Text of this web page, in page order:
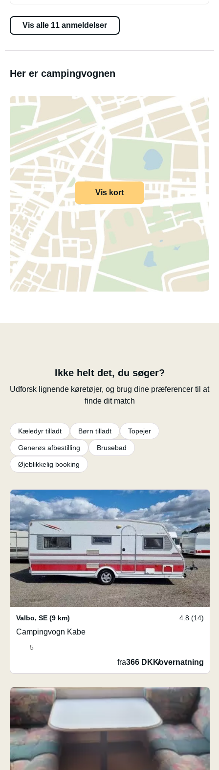
Vis alle 11 anmeldelser
Her er campingvognen
Vis kort
Ikke helt det, du søger?
Udforsk lignende køretøjer, og brug dine præferencer til at
finde dit match
Kæledyr tilladt Børn tilladt Topejer
Generøs afbestilling Brusebad
Øjeblikkelig booking
Valbo, SE (9 km) 4.8 (14)
Campingvogn Kabe
5
fra366 DKK/overnatning